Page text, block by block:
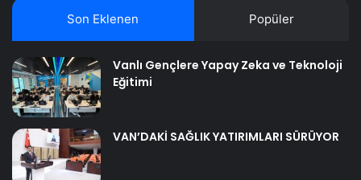
Son Eklenen Popüler
Vanlı Gençlere Yapay Zeka ve Teknoloji
Eğitimi
VAN’DAKİ SAĞLIK YATIRIMLARI SÜRÜYOR